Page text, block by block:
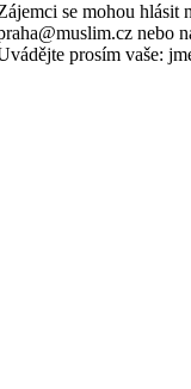
se mohou hlásit
nebo
prosím vaše: